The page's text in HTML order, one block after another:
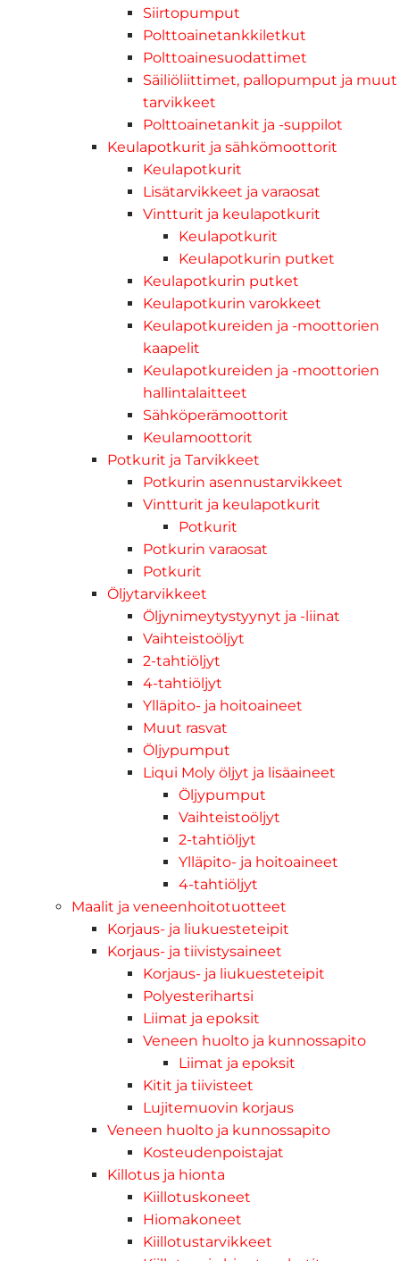
Siirtopumput
Polttoainetankkiletkut
Polttoainesuodattimet
Säiliöliittimet, pallopumput ja muut
tarvikkeet
Polttoainetankit ja -suppilot
Keulapotkurit ja sähkömoottorit
Keulapotkurit
Lisätarvikkeet ja varaosat
Vintturit ja keulapotkurit
Keulapotkurit
Keulapotkurin putket
Keulapotkurin putket
Keulapotkurin varokkeet
Keulapotkureiden ja -moottorien
kaapelit
Keulapotkureiden ja -moottorien
hallintalaitteet
Sähköperämoottorit
Keulamoottorit
Potkurit ja Tarvikkeet
Potkurin asennustarvikkeet
Vintturit ja keulapotkurit
Potkurit
Potkurin varaosat
Potkurit
Öljytarvikkeet
Öljynimeytystyynyt ja -liinat
Vaihteistoöljyt
2-tahtiöljyt
4-tahtiöljyt
Ylläpito- ja hoitoaineet
Muut rasvat
Öljypumput
Liqui Moly öljyt ja lisäaineet
Öljypumput
Vaihteistoöljyt
2-tahtiöljyt
Ylläpito- ja hoitoaineet
4-tahtiöljyt
Maalit ja veneenhoitotuotteet
Korjaus- ja liukuesteteipit
Korjaus- ja tiivistysaineet
Korjaus- ja liukuesteteipit
Polyesterihartsi
Liimat ja epoksit
Veneen huolto ja kunnossapito
Liimat ja epoksit
Kitit ja tiivisteet
Lujitemuovin korjaus
Veneen huolto ja kunnossapito
Kosteudenpoistajat
Killotus ja hionta
Kiillotuskoneet
Hiomakoneet
Kiillotustarvikkeet